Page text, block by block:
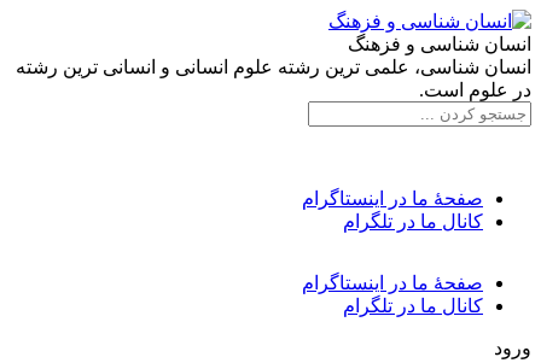
انسان شناسی و فزهنگ
انسان شناسی، علمی ترین رشته علوم انسانی و انسانی ترین رشته
در علوم است.
صفحۀ ما در اینستاگرام
کانال ما در تلگرام
صفحۀ ما در اینستاگرام
کانال ما در تلگرام
ورود